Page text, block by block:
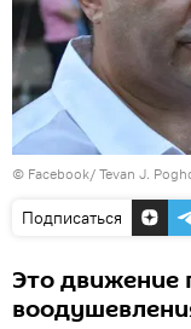
© Facebook/ Tevan J.
Подписаться
Это движение